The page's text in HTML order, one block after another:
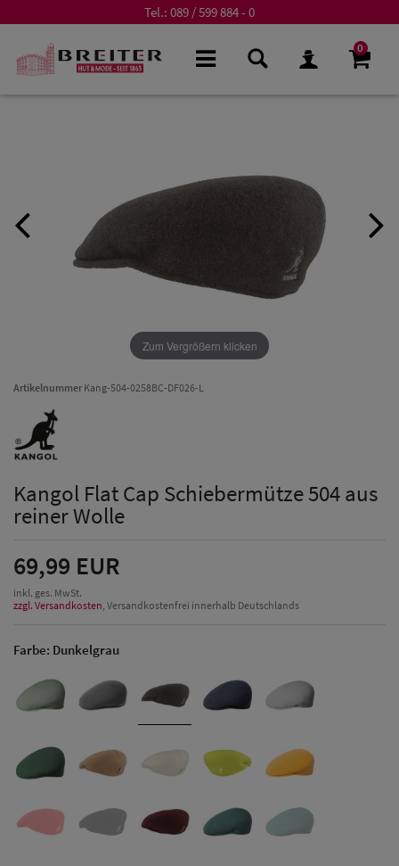
Tel.: 089 / 599 884 - 0
0
Herren Caps
Zum Vergrößern klicken
ArtikelnummerKang-504-0258BC-DF026-L
Kangol Flat Cap Schiebermütze 504 aus
reiner Wolle
69,99 EUR
inkl. ges. MwSt.
zzgl. Versandkosten , Versandkostenfrei innerhalb Deutschlands
Farbe: Dunkelgrau